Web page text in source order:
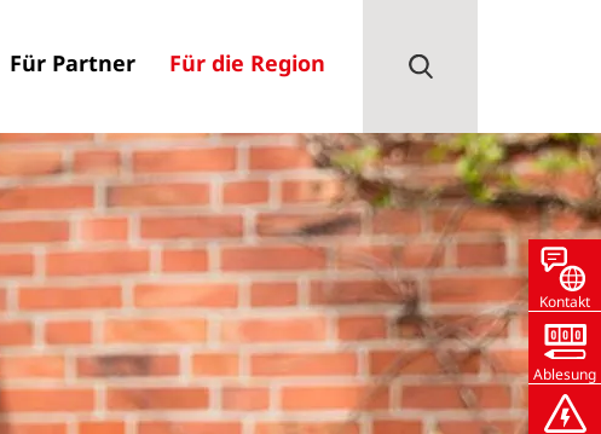
Für Partner Für die Region
Kontakt
Ablesung